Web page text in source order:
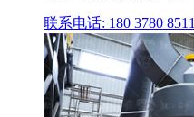
联系电话: 180 3780 8511